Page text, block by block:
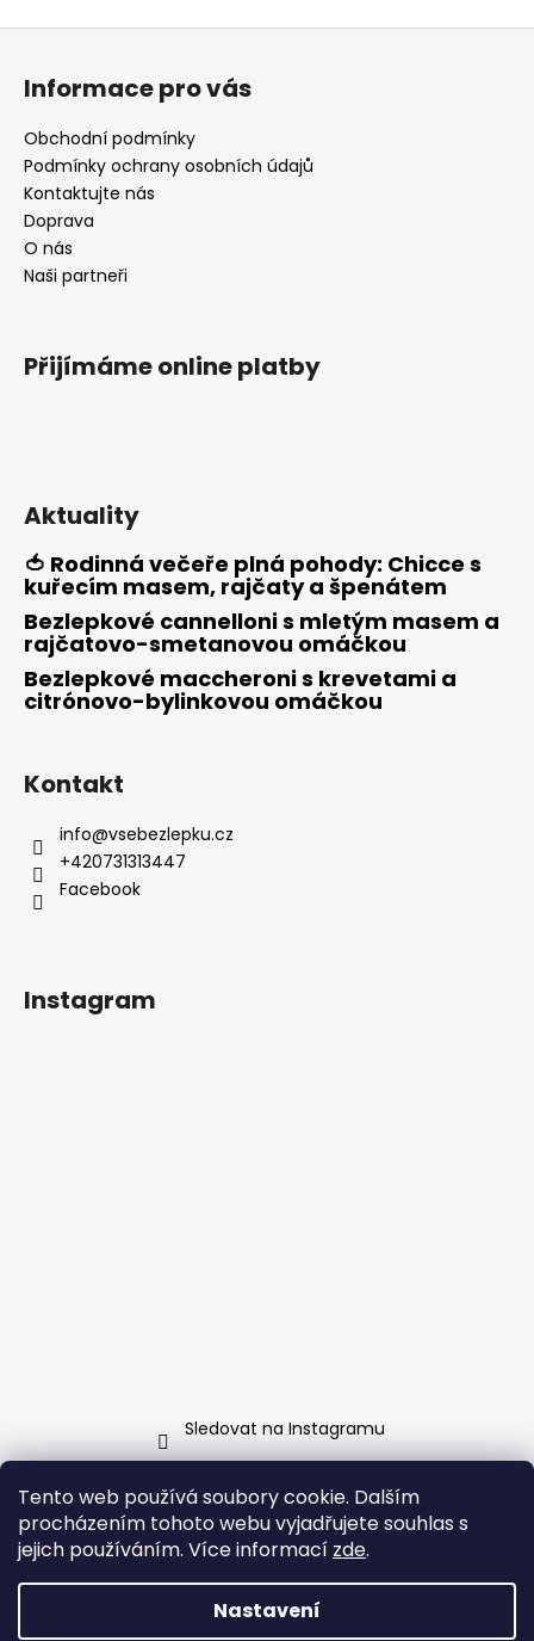
Tento web používá soubory cookie. Dalším
procházením tohoto webu vyjadřujete souhlas s
jejich používáním. Více informací zde.
Nastavení
Informace pro vás
Obchodní podmínky
Podmínky ochrany osobních údajů
Kontaktujte nás
Doprava
O nás
Naši partneři
Přijímáme online platby
Aktuality
🍅 Rodinná večeře plná pohody: Chicce s
kuřecím masem, rajčaty a špenátem
Bezlepkové cannelloni s mletým masem a
rajčatovo-smetanovou omáčkou
Bezlepkové maccheroni s krevetami a
citrónovo-bylinkovou omáčkou
Kontakt
info@vsebezlepku.cz
+420731313447
Facebook
Instagram
Sledovat na Instagramu
Facebook